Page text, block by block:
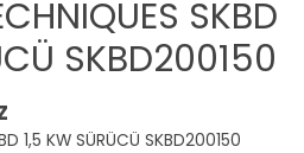
SKBD
SKBD200150
1,5 KW SÜRÜCÜ SKBD200150